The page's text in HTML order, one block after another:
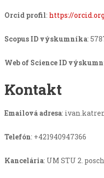
Orcid profil: https://
Scopus ID výskumníka:
Web of Science ID
Kontakt
Emailová adresa:
Telefón: +421940947366
Kancelária: UM STU 2.